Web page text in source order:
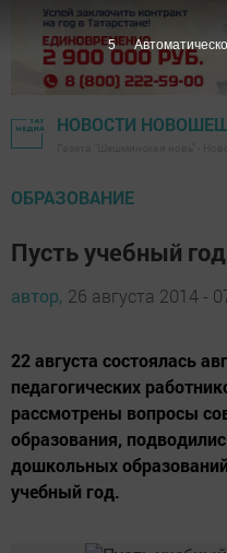
НОВОСТИ
ОБРАЗОВАНИЕ
Пусть учебный
автор, 26 августа 2014 -
22 августа состоялась
педагогических
рассмотрены вопросы
образования,
дошкольных
учебный год.
4